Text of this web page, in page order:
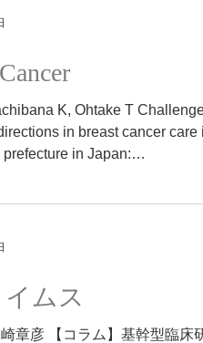
K, Ohtake T
in breast cancer care
in Japan:
ムス
章彦 【コラム】基幹型臨床研